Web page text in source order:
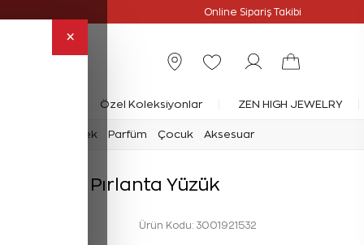
×
Online Sipariş Takibi
Yüzük Özel Koleksiyonlar ZEN HIGH JEWELRY
Erkek Parfüm Çocuk Aksesuar
Zenith Pırlanta Yüzük
Ürün Kodu: 3001921532